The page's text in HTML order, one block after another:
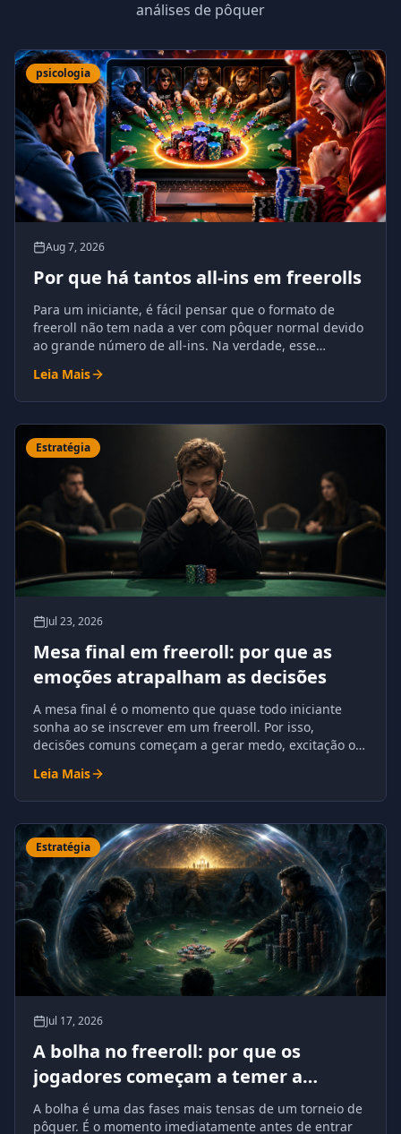
análises de pôquer
psicologia
Aug 7, 2026
Por que há tantos all-ins em freerolls
Para um iniciante, é fácil pensar que o formato de
freeroll não tem nada a ver com pôquer normal devido
ao grande número de all-ins. Na verdade, esse
absolutamente natural para o pôquer.
Leia Mais
Estratégia
Jul 23, 2026
Mesa final em freeroll: por que as
emoções atrapalham as decisões
A mesa final é o momento que quase todo iniciante
sonha ao se inscrever em um freeroll. Por isso,
decisões comuns começam a gerar medo, excitação ou
Leia Mais
Estratégia
Jul 17, 2026
A bolha no freeroll: por que os
jogadores começam a temer a
eliminação
A bolha é uma das fases mais tensas de um torneio de
pôquer. É o momento imediatamente antes de entrar